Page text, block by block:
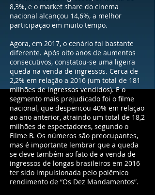
8,3%, e o market share do cinema
nacional alcançou 14,6%, a melhor
participação em muito tempo.
Agora, em 2017, o cenário foi bastante
diferente. Após oito anos de aumentos
consecutivos, constatou-se uma ligeira
queda na venda de ingressos. Cerca de
2,2% em relação a 2016 (um total de 181
milhões de ingressos vendidos). E o
segmento mais prejudicado foi o filme
nacional, que despencou 40% em relação
ao ano anterior, atraindo um total de 18,2
milhões de espectadores, segundo o
Filme B. Os números são preocupantes,
mas é importante lembrar que a queda
se deve também ao fato de a venda de
ingressos de longas brasileiros em 2016
ter sido impulsionada pelo polêmico
rendimento de “Os Dez Mandamentos”.